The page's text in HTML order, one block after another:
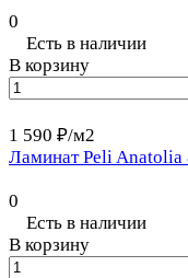
0
Есть в наличии
В корзину
1 590 ₽/м2
Ламинат Peli
0
Есть в наличии
В корзину